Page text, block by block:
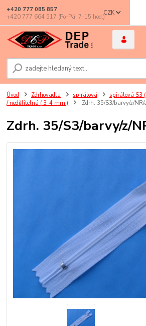
CZK
+420 777 085 857
+420 777 664 517 (Po-Pá, 7-15 hod.)
Úvod Zdrhovadla spirálová spirálová S3
/ nedělitelná ( 3-4 mm )
Zdrh. 35/S3/barvy/z/NR/
Zdrh. 35/S3/barvy/z/